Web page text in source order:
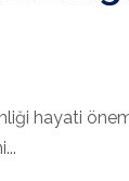
hayati